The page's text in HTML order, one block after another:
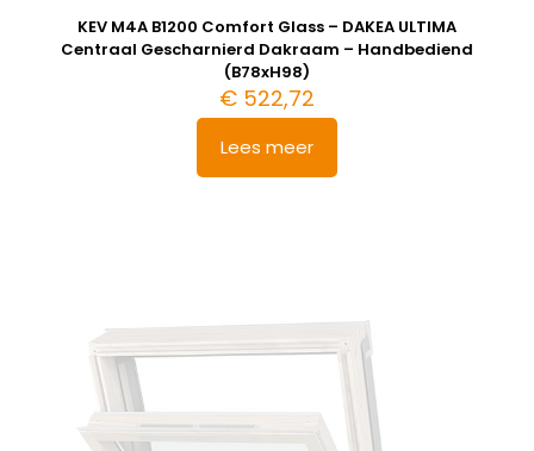
KEV M4A B1200 Comfort Glass – DAKEA ULTIMA
Centraal Gescharnierd Dakraam – Handbediend
(B78xH98)
€ 522,72
Lees meer